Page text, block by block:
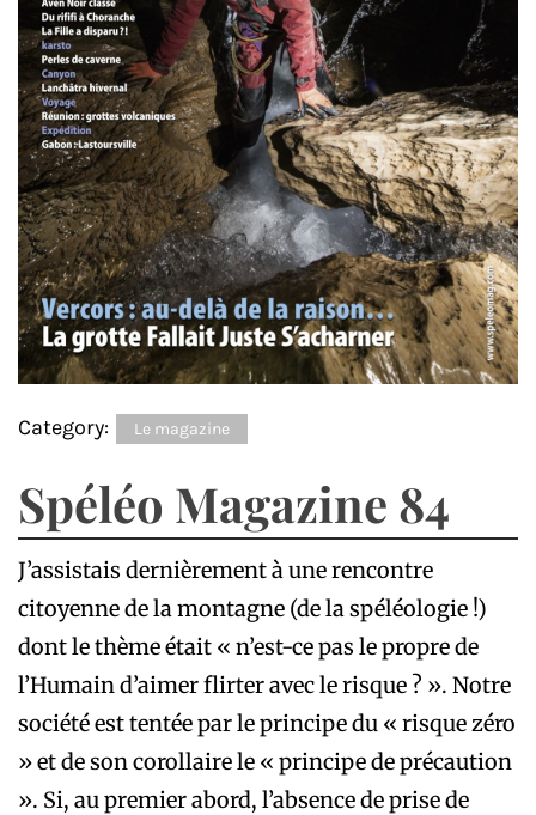
Category: Le magazine
Spéléo Magazine 84
J’assistais dernièrement à une rencontre
citoyenne de la montagne (de la spéléologie !)
dont le thème était « n’est-ce pas le propre de
l’Humain d’aimer flirter avec le risque ? ». Notre
société est tentée par le principe du « risque zéro
» et de son corollaire le « principe de précaution
». Si, au premier abord, l’absence de prise de